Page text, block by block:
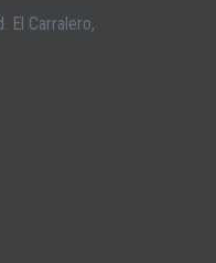
El Carralero,